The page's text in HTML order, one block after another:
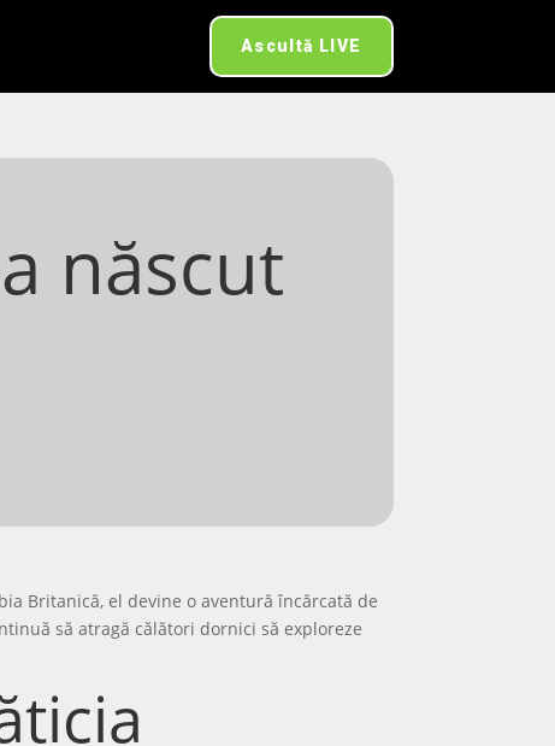
Ascultă LIVE
născut
Britanică, el devine o aventură încărcată de
să atragă călători dornici să exploreze